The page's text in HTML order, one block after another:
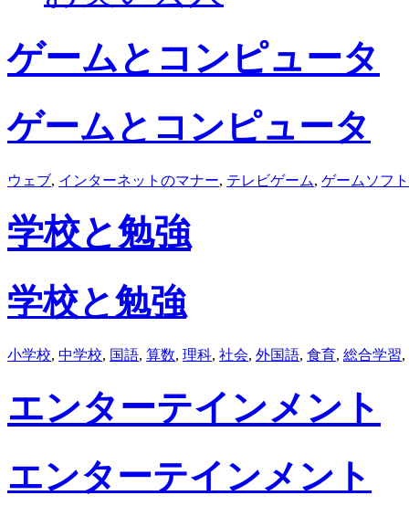
ゲームとコンピュータ
ゲームとコンピュータ
ウェブ, インターネットのマナー, テレビゲーム, ゲームソフト
学校と勉強
学校と勉強
小学校, 中学校, 国語, 算数, 理科, 社会, 外国語, 食育, 総合学習,
エンターテインメント
エンターテインメント